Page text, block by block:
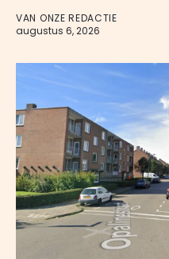
VAN ONZE REDACTIE
augustus 6, 2026